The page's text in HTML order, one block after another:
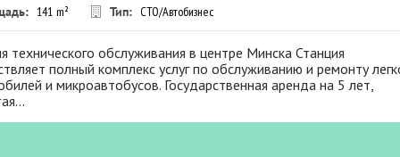
141 m² Тип: СТО/Автобизнес
технического обслуживания в центре Минска Станция
полный комплекс услуг по обслуживанию и ремонту
и микроавтобусов. Государственная аренда на 5 лет,